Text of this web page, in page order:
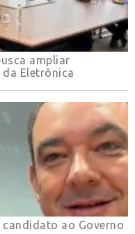
ampliar
Eletrônica
candidato ao Governo